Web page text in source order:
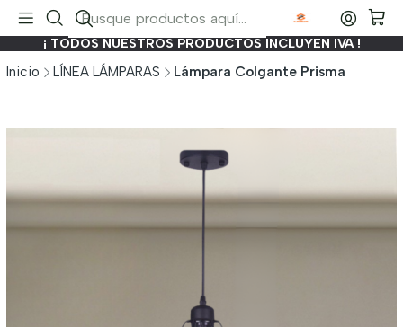
¡ TODOS NUESTROS PRODUCTOS INCLUYEN IVA !
Inicio LÍNEA LÁMPARAS Lámpara Colgante Prisma